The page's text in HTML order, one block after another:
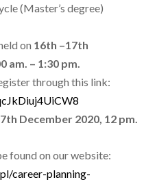
(Master’s degree)
on 16th –17th
am. – 1:30 pm.
through this link:
th December 2020, 12 pm.
found on our website:
career-planning-